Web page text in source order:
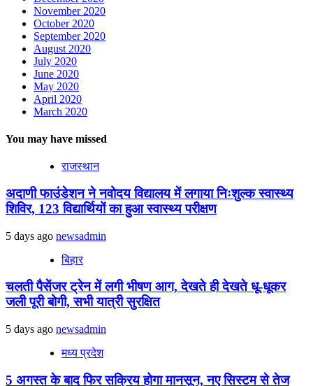
November 2020
October 2020
September 2020
August 2020
July 2020
June 2020
May 2020
April 2020
March 2020
You may have missed
राजस्थान
अदाणी फाउंडेशन ने नवोदय विद्यालय में लगाया निःशुल्क स्वास्थ्य
शिविर, 123 विद्यार्थियों का हुआ स्वास्थ्य परीक्षण
5 days ago newsadmin
बिहार
चलती पैसेंजर ट्रेन में लगी भीषण आग, देखते ही देखते धू-धूकर
जली पूरी बोगी, सभी यात्री सुरक्षित
5 days ago newsadmin
मध्य प्रदेश
5 अगस्त के बाद फिर सक्रिय होगा मानसून, नए सिस्टम से तेज